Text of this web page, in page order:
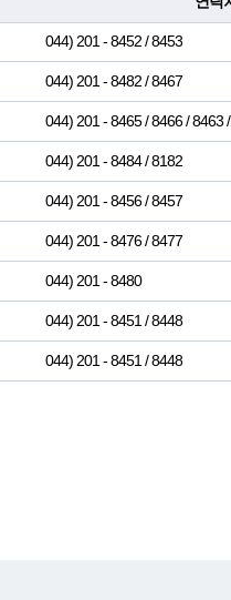
044) 201 - 8452 / 8453
044) 201 - 8482 / 8467
044) 201 - 8465 / 8466 / 8463
044) 201 - 8484 / 8182
044) 201 - 8456 / 8457
044) 201 - 8476 / 8477
044) 201 - 8480
044) 201 - 8451 / 8448
044) 201 - 8451 / 8448